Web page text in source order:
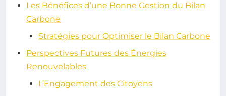
Les Bénéfices d’une Bonne Gestion du Bilan
Carbone
Stratégies pour Optimiser le Bilan Carbone
Perspectives Futures des Énergies
Renouvelables
L’Engagement des Citoyens